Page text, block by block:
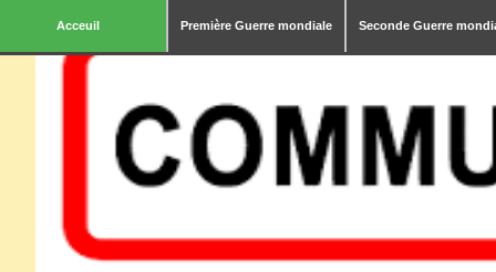
Acceuil Première Guerre mondiale Seconde Guerre